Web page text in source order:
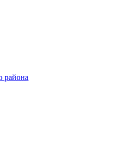
района